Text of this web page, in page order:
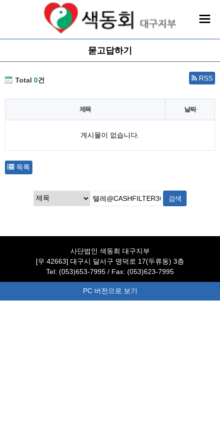
묻고답하기
Total 0건 RSS
제목 날짜
게시물이 없습니다.
목록
사단법인 색동회 대구지부
[우 42663] 대구시 달서구 명덕로 17(두류동) 3층
Tel: (053)653-7995 / Fax: (053)623-7995
PC 버전으로 보기